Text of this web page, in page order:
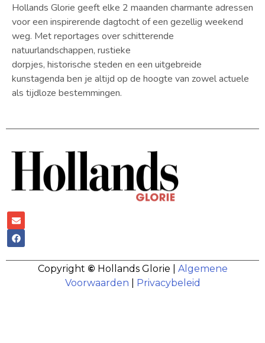
Hollands Glorie geeft elke 2 maanden charmante adressen
voor een inspirerende dagtocht of een gezellig weekend
weg. Met reportages over schitterende
natuurlandschappen, rustieke
dorpjes, historische steden en een uitgebreide
kunstagenda ben je altijd op de hoogte van zowel actuele
als tijdloze bestemmingen.
Copyright © Hollands Glorie | Algemene
Voorwaarden
Privacybeleid